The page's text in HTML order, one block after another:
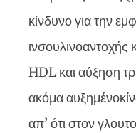
κίνδυνο για την
ινσουλινοαντοχής
HDL και αύξηση
ακόμα
απ’ ότι στον